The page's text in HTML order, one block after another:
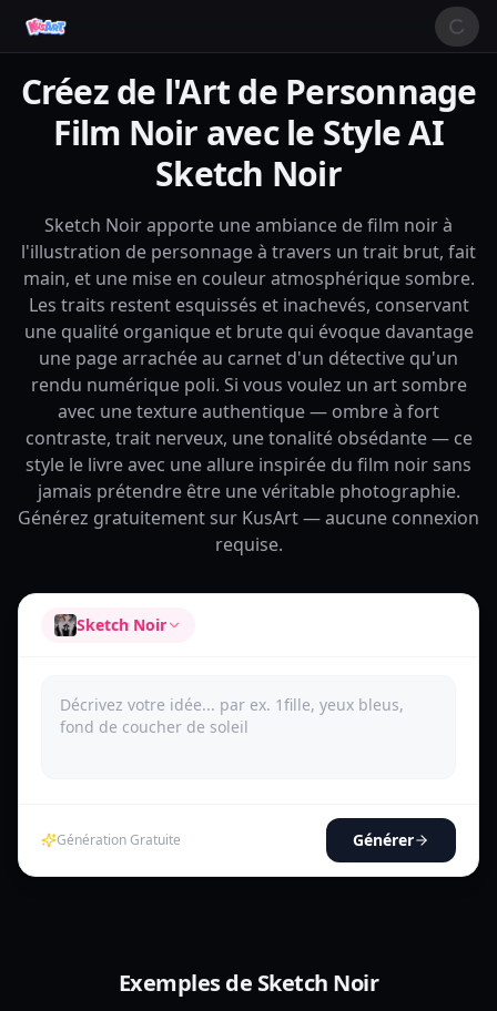
Créez de l'Art de Personnage
Film Noir avec le Style AI
Sketch Noir
Sketch Noir apporte une ambiance de film noir à
l'illustration de personnage à travers un trait brut, fait
main, et une mise en couleur atmosphérique sombre.
Les traits restent esquissés et inachevés, conservant
une qualité organique et brute qui évoque davantage
une page arrachée au carnet d'un détective qu'un
rendu numérique poli. Si vous voulez un art sombre
avec une texture authentique — ombre à fort
contraste, trait nerveux, une tonalité obsédante — ce
style le livre avec une allure inspirée du film noir sans
jamais prétendre être une véritable photographie.
Générez gratuitement sur KusArt — aucune connexion
requise.
Sketch Noir
Génération Gratuite Générer
Exemples de Sketch Noir